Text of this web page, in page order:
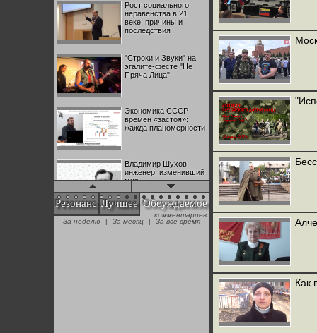
Рост социального
неравенства в 21
веке: причины и
последствия
"Строки и Звуки" на
эгалите-фесте "Не
Пряча Лица"
Экономика СССР
времен «застоя»:
жажда планомерности
Владимир Шухов:
инженер, изменивший
мир
"Аркадий Коц" на
эгалите-фесте "Не
Резонанс Лучшее Обсуждаемое
комментариев:
За неделю
| За месяц | За все время
Как